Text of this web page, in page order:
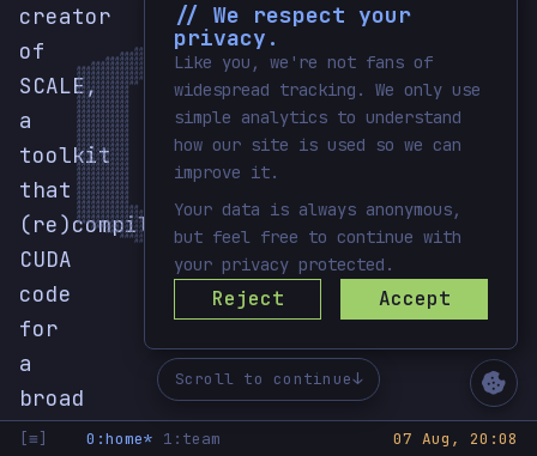
creator
of
SCALE,
a
toolkit
that
(re)compiles
CUDA
code
for
a
broad
range
                                         ##################
                                     ##########################
                                  ################################
                               ######################################
                            ############################################
                         #######################    #######################
                      #######################          #######################
                  ########################                ########################
               ########################                      ########################
            ########################                            ########################
         #######################                 ##                 #######################
      #######################                ##########                #######################
#######################                ################
#######################                ######################
####################                ############################
#################                ##############################
#############                ###############################
###########               ###############################                #
###########            ###############################               ########
###########         ##############################                ##############
###########        ############################                ##################
###########        #########################                #####################
###########        ######################                ########################
###########        #############                      ###########################
###########        ##########                      ##############################
###########        #########                   ##################################
###########        #########                #####################################
###########        #########              #######################################
###########        #########             #####################         ##########
###########        ##########           #####################            ########
###########        ##############     ######################              #######
###########        ########################################               #######
###########        ######################################                 #######
###########        ##################################                    ########
###########        ###############################                     ##########
###########        ############################                ##################
###########        #########################               ######################
###########        #####################                #########################
###########        ##################                ############################
###########         ##############                ##############################
###########            ########                ##############################
###########               ##                ##############################
#############                           ##############################
#################                    ##############################
####################                ############################
#######################                ######################
#######################                ################
      #######################                ##########                #######################
         #######################                 ##                 #######################
            ########################                            ########################
               ########################                      ########################
                         #######################    #######################
                            ############################################
                               ######################################
                                  ################################
                                     ##########################
                                               ######
[≡] 0:home* 1:team 07 Aug, 20:08
Scroll to continue
// We respect your
privacy.
Like you, we're not fans of
widespread tracking. We only use
simple analytics to understand
how our site is used so we can
improve it.
Your data is always anonymous,
but feel free to continue with
your privacy protected.
Reject Accept